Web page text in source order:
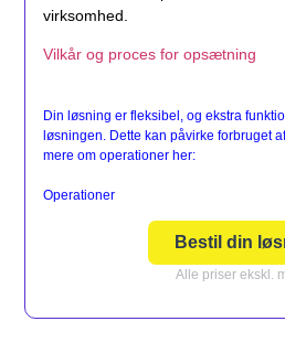
virksomhed.
Vilkår og proces for opsætning
Din løsning er fleksibel, og ekstra
løsningen. Dette kan påvirke forbruget
mere om operationer her:
Operationer
Bestil din
Alle priser ekskl.